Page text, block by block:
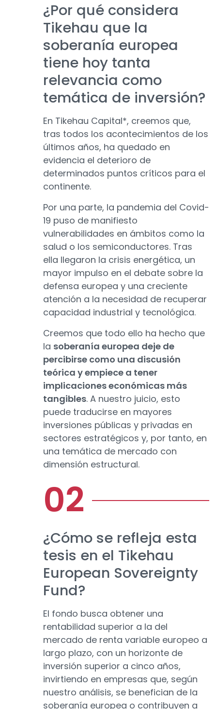
¿Por qué considera
Tikehau que la
soberanía europea
tiene hoy tanta
relevancia como
temática de inversión?
En Tikehau Capital*, creemos que,
tras todos los acontecimientos de los
últimos años, ha quedado en
evidencia el deterioro de
determinados puntos críticos para el
continente.
Por una parte, la pandemia del Covid-
19 puso de manifiesto
vulnerabilidades en ámbitos como la
salud o los semiconductores. Tras
ella llegaron la crisis energética, un
mayor impulso en el debate sobre la
defensa europea y una creciente
atención a la necesidad de recuperar
capacidad industrial y tecnológica.
Creemos que todo ello ha hecho que
la soberanía europea deje de
percibirse como una discusión
teórica y empiece a tener
implicaciones económicas más
tangibles. A nuestro juicio, esto
puede traducirse en mayores
inversiones públicas y privadas en
sectores estratégicos y, por tanto, en
una temática de mercado con
dimensión estructural.
¿Cómo se refleja esta
tesis en el Tikehau
European Sovereignty
Fund?
El fondo busca obtener una
rentabilidad superior a la del
mercado de renta variable europeo a
largo plazo, con un horizonte de
inversión superior a cinco años,
invirtiendo en empresas que, según
nuestro análisis, se benefician de la
soberanía europea o contribuyen a